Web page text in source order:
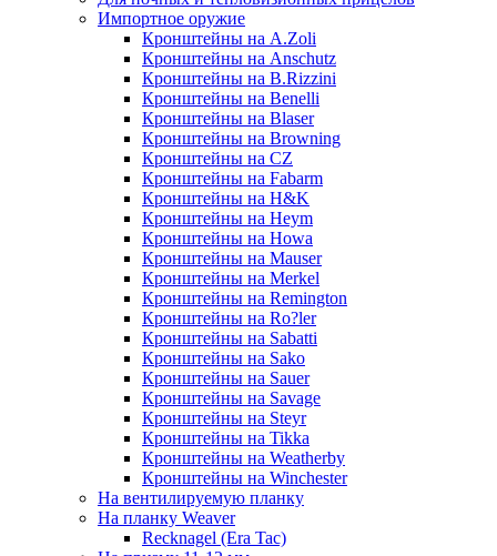
Импортное оружие
Кронштейны на A.Zoli
Кронштейны на Anschutz
Кронштейны на B.Rizzini
Кронштейны на Benelli
Кронштейны на Blaser
Кронштейны на Browning
Кронштейны на CZ
Кронштейны на Fabarm
Кронштейны на H&K
Кронштейны на Heym
Кронштейны на Howa
Кронштейны на Mauser
Кронштейны на Merkel
Кронштейны на Remington
Кронштейны на Ro?ler
Кронштейны на Sabatti
Кронштейны на Sako
Кронштейны на Sauer
Кронштейны на Savage
Кронштейны на Steyr
Кронштейны на Tikka
Кронштейны на Weatherby
Кронштейны на Winchester
На вентилируемую планку
На планку Weaver
Recknagel (Era Tac)